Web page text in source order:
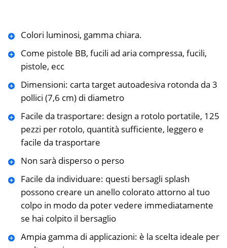
Colori luminosi, gamma chiara.
Come pistole BB, fucili ad aria compressa, fucili,
pistole, ecc
Dimensioni: carta target autoadesiva rotonda da 3
pollici (7,6 cm) di diametro
Facile da trasportare: design a rotolo portatile, 125
pezzi per rotolo, quantità sufficiente, leggero e
facile da trasportare
Non sarà disperso o perso
Facile da individuare: questi bersagli splash
possono creare un anello colorato attorno al tuo
colpo in modo da poter vedere immediatamente
se hai colpito il bersaglio
Ampia gamma di applicazioni: è la scelta ideale per